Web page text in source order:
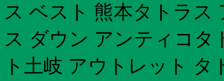
ス ベスト 熊本タトラ
ス ダウン アンティコ
ト土岐 アウトレット